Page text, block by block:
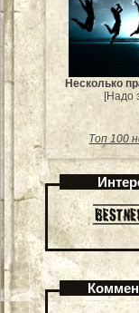
Несколько
[Надо
Топ 100